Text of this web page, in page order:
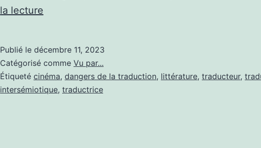
la lecture
merveilleux
traducteurs
»
Publié le décembre 11, 2023
Catégorisé comme Vu par...
Étiqueté cinéma, dangers de la traduction, littérature, traducteur,
intersémiotique, traductrice